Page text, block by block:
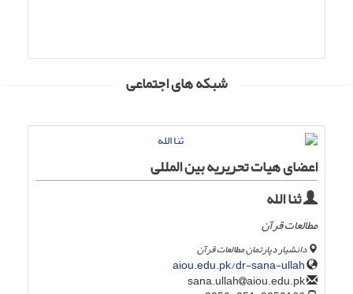
شبکه های اجتماعی
اعضای هیات تحریریه بین المللی
ثنا الله
مطالعات قرآن
دانشیار دپارتمان مطالعات قرآن
aiou.edu.pk/dr-sana-ullah
aiou.edu.pk